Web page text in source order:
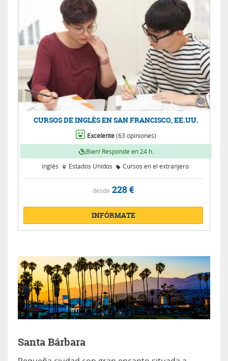
CURSOS DE INGLÉS EN SAN FRANCISCO, EE.UU.
Excelente(63 opiniones)
¡Bien! Responde en 24 h.
inglés
Estados Unidos Cursos en el extranjero
desde 228 €
INFÓRMATE
Santa Bárbara